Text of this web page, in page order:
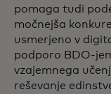
pomaga tudi
močnejša
usmerjeno v
podporo BDO-
vzajemnega
reševanje